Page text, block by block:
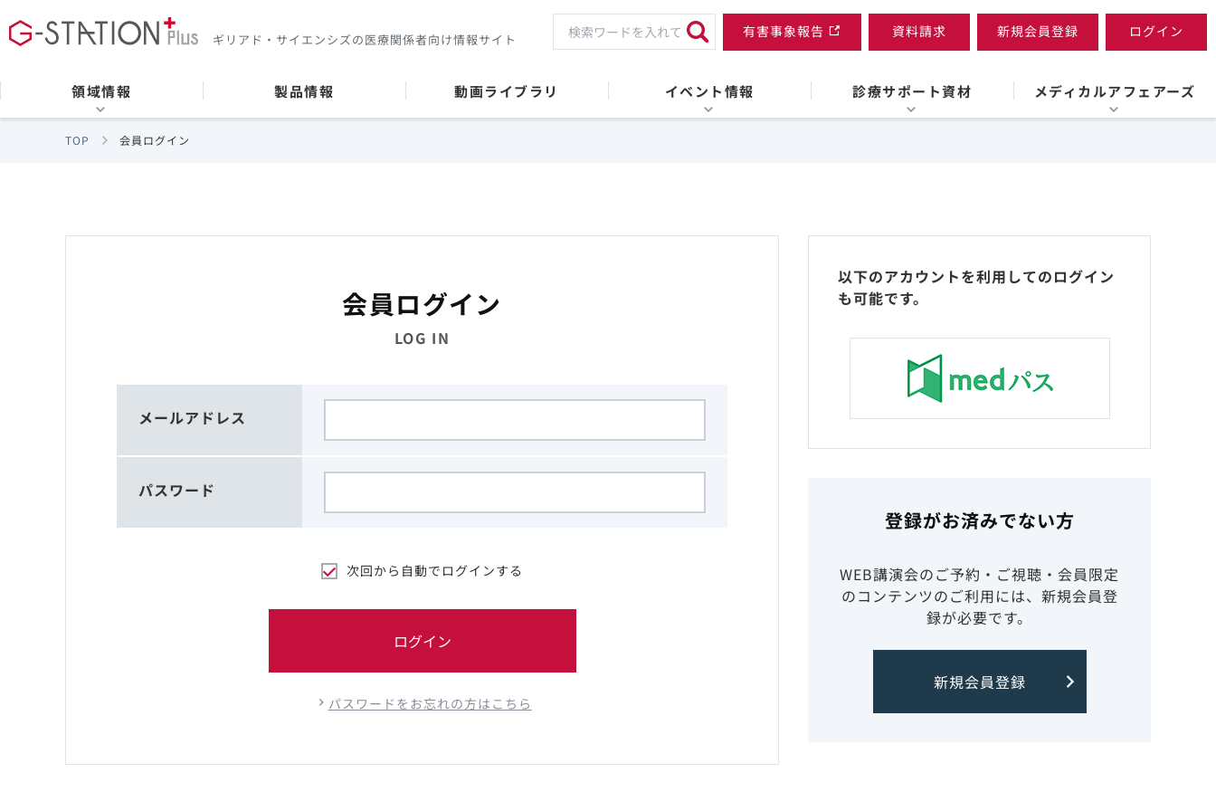
ギリアド・サイエンシズの医療関係者向け情報サイト 有害事象報告 資料請求 新規会員登録 ログイン
領域情報 製品情報 動画ライブラリ イベント情報 診療サポート資材 メディカルアフェアーズ
TOP 会員ログイン
会員ログイン
LOG IN
メールアドレス
パスワード
次回から自動でログインする
ログイン
パスワードをお忘れの方はこちら
以下のアカウントを利用してのログイン
も可能です。
登録がお済みでない方
WEB講演会のご予約・ご視聴・会員限定
のコンテンツのご利用には、新規会員登
録が必要です。
新規会員登録